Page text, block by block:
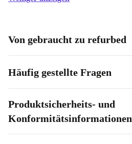
Von gebraucht zu refurbed
Häufig gestellte Fragen
Produktsicherheits- und
Konformitätsinformationen